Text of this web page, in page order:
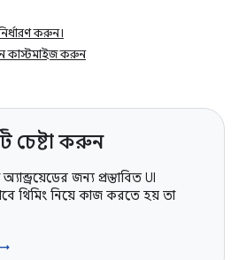
করুন।
কাস্টমাইজ করুন
চেষ্টা করুন
জন্য প্রস্তাবিত UI
থিমিং নিয়ে কাজ করতে হয় তা